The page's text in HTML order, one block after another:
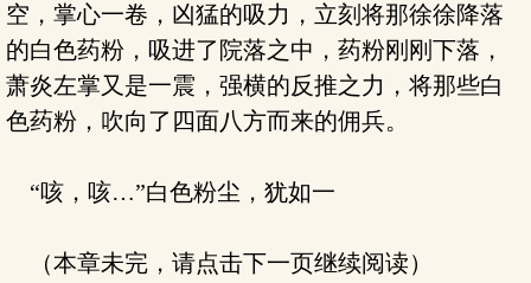
空，掌心一卷，凶猛的吸力，立刻将那徐徐降落
的白色药粉，吸进了院落之中，药粉刚刚下落，
萧炎左掌又是一震，强横的反推之力，将那些白
色药粉，吹向了四面八方而来的佣兵。
“咳，咳…”白色粉尘，犹如一
（本章未完，请点击下一页继续阅读）